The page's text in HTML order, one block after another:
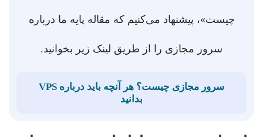
چیست»، پیشنهاد می‌کنیم که مقاله پایه ما درباره
سرور مجازی را از طریق لینک زیر بخوانید.
سرور مجازی چیست؟ هر آنچه باید درباره VPS
بدانید